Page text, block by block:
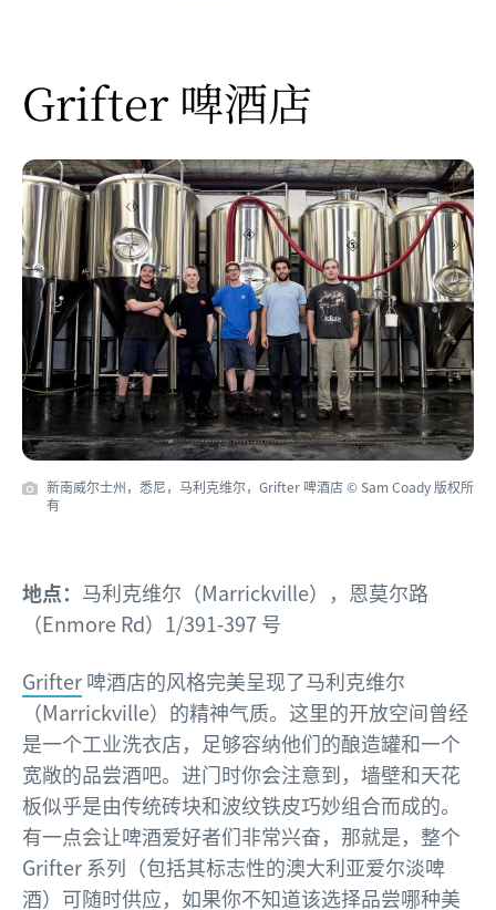
Grifter 啤酒店
新南威尔士州，悉尼，马利克维尔，Grifter 啤酒店 © Sam Coady 版权所
有
地点： 马利克维尔（Marrickville），恩莫尔路
（Enmore Rd）1/391-397 号
Grifter啤酒店的风格完美呈现了马利克维尔
（Marrickville）的精神气质。这里的开放空间曾经
是一个工业洗衣店，足够容纳他们的酿造罐和一个
宽敞的品尝酒吧。进门时你会注意到，墙壁和天花
板似乎是由传统砖块和波纹铁皮巧妙组合而成的。
有一点会让啤酒爱好者们非常兴奋，那就是，整个
Grifter 系列（包括其标志性的澳大利亚爱尔淡啤
酒）可随时供应，如果你不知道该选择品尝哪种美